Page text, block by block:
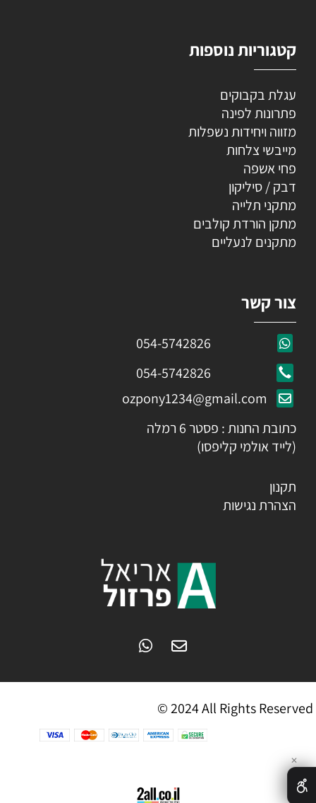
קטגוריות נוספות
עגלת בקבוקים
פתרונות לפינה
מזווה ויחידות נשפלות
מייבשי צלחות
פחי אשפה
דבק / סיליקון
מתקני תלייה
מתקן הורדת קולבים
מתקנים לנעליים
צור קשר
054-5742826
054-5742826
ozpony1234@gmail.com
כתובת החנות : פסטר 6 רמלה
(לייד אולמי קליפסו)
תקנון
הצהרת נגישות
© 2024 All Rights Reserved
✕